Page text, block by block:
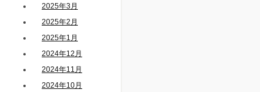
2025年3月
2025年2月
2025年1月
2024年12月
2024年11月
2024年10月